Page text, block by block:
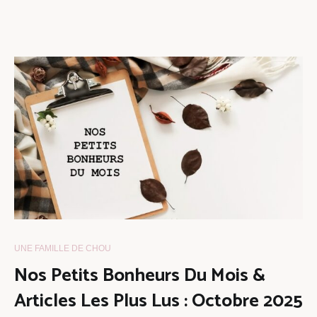
UNE FAMILLE DE CHOU
Nos Petits Bonheurs Du Mois &
Articles Les Plus Lus : Octobre 2025